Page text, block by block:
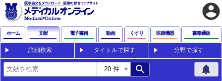
account_circle
ホーム 文献 電子書籍 動画 くすり 医療機器 書籍通販
詳細検索 タイトルで探す 分野で探す
search notifications